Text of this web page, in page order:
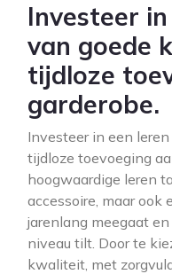
Investeer
van goede
tijdloze
garderobe.
Investeer in een
tijdloze toevoeging
hoogwaardige leren
accessoire, maar ook
jarenlang meegaat
niveau tilt. Door te
kwaliteit, met